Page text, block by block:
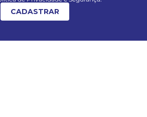
CADASTRAR